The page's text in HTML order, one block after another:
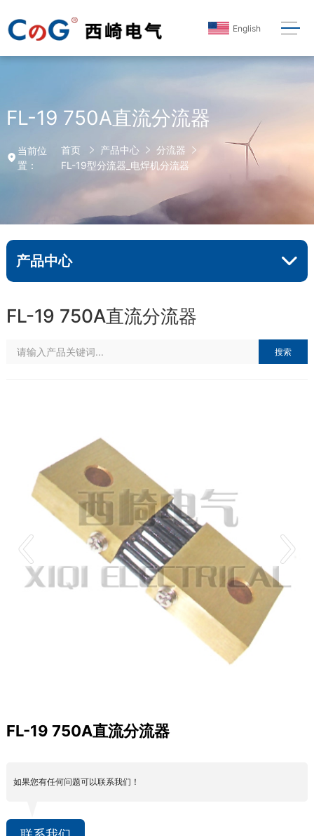
English
FL-19 750A直流分流器
当前位
置：
首页 产品中心
分流器
FL-19型分流器_电焊机分流器
产品中心
FL-19 750A直流分流器
搜索
FL-19 750A直流分流器
如果您有任何问题可以联系我们！